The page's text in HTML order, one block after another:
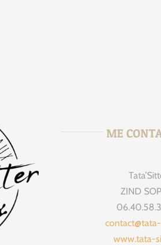
ME
ZIND
www.tata-